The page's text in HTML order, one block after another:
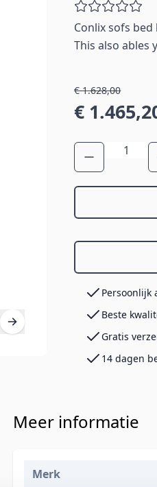
Conlix sofs
This also ables
€ 1.628,00
€
Aantal
Persoonlijk
Beste
Gratis
14 dagen
Meer informatie
Merk